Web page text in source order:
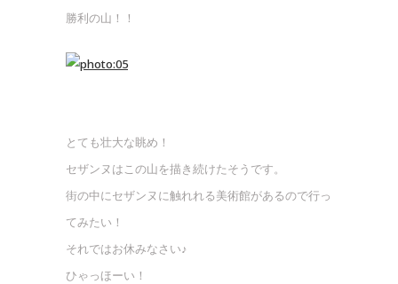
勝利の山！！
とても壮大な眺め！
セザンヌはこの山を描き続けたそうです。
街の中にセザンヌに触れれる美術館があるので行っ
てみたい！
それではお休みなさい♪
ひゃっほーい！